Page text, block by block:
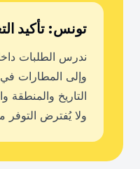
تونس: تأكيد
ندرس الطلبات
وإلى المطارات
التاريخ والمنطقة
ولا يُفترض التوفر